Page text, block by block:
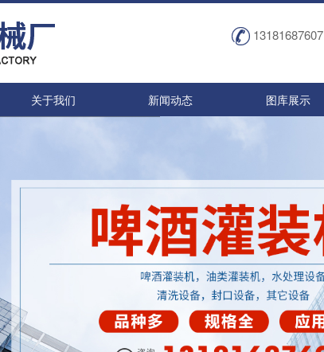
13181687607
关于我们 新闻动态 图库展示